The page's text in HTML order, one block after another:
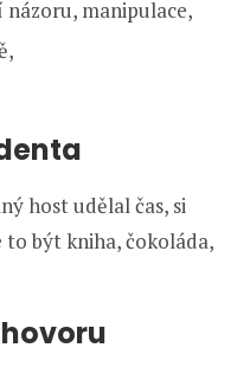
manipulace,
host udělal čas, si
to být kniha, čokoláda,